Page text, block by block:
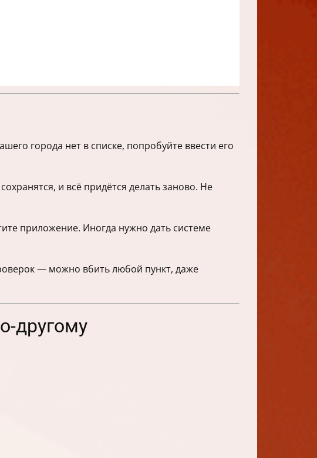
города нет в списке, попробуйте ввести его
и всё придётся делать заново. Не
приложение. Иногда нужно дать системе
— можно вбить любой пункт, даже
другому